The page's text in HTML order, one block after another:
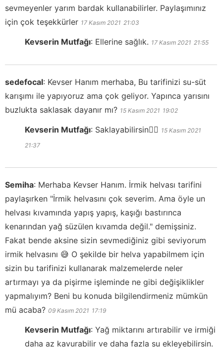
sevmeyenler yarım bardak kullanabilirler. Paylaşımınız
için çok teşekkürler 17 Kasım 2021 21:03
Kevserin Mutfağı: Ellerine sağlık. 17 Kasım 2021 21:55
sedefocal: Kevser Hanım merhaba, Bu tarifinizi su-süt
karışımı ile yapıyoruz ama çok geliyor. Yapınca yarısını
buzlukta saklasak dayanır mı? 15 Kasım 2021 19:02
Kevserin Mutfağı: Saklayabilirsin👍🏻 15 Kasım 2021
21:37
Semiha: Merhaba Kevser Hanım. İrmik helvası tarifini
paylaşırken "İrmik helvasını çok severim. Ama öyle un
helvası kıvamında yapış yapış, kaşığı bastırınca
kenarından yağ süzülen kıvamda değil." demişsiniz.
Fakat bende aksine sizin sevmediğiniz gibi seviyorum
irmik helvasını 😅 O şekilde bir helva yapabilmem için
sizin bu tarifinizi kullanarak malzemelerde neler
artırmayı ya da pişirme işleminde ne gibi değişiklikler
yapmalıyım? Beni bu konuda bilgilendirmeniz mümkün
mü acaba? 09 Kasım 2021 17:19
Kevserin Mutfağı: Yağ miktarını artırabilir ve irmiği
daha az kavurabilir ve daha fazla su ekleyebilirsin.